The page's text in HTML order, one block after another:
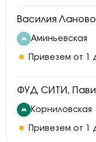
Василия
Аминьевская
Привезем от 1
ФУД СИТИ,
Корниловская
Привезем от 1